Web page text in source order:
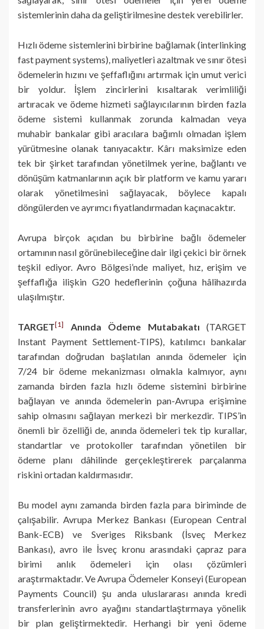
sistemlerinin daha da geliştirilmesine destek verebilirler.
Hızlı ödeme sistemlerini birbirine bağlamak (interlinking
fast payment systems), maliyetleri azaltmak ve sınır ötesi
ödemelerin hızını ve şeffaflığını artırmak için umut verici
bir yoldur. İşlem zincirlerini kısaltarak verimliliği
artıracak ve ödeme hizmeti sağlayıcılarının birden fazla
ödeme sistemi kullanmak zorunda kalmadan veya
muhabir bankalar gibi aracılara bağımlı olmadan işlem
yürütmesine olanak tanıyacaktır. Kârı maksimize eden
tek bir şirket tarafından yönetilmek yerine, bağlantı ve
dönüşüm katmanlarının açık bir platform ve kamu yararı
olarak yönetilmesini sağlayacak, böylece kapalı
döngülerden ve ayrımcı fiyatlandırmadan kaçınacaktır.
Avrupa birçok açıdan bu birbirine bağlı ödemeler
ortamının nasıl görünebileceğine dair ilgi çekici bir örnek
teşkil ediyor. Avro Bölgesi’nde maliyet, hız, erişim ve
şeffaflığa ilişkin G20 hedeflerinin çoğuna hâlihazırda
ulaşılmıştır.
TARGET[1] Anında Ödeme Mutabakatı (TARGET
Instant Payment Settlement-TIPS), katılımcı bankalar
tarafından doğrudan başlatılan anında ödemeler için
7/24 bir ödeme mekanizması olmakla kalmıyor, aynı
zamanda birden fazla hızlı ödeme sistemini birbirine
bağlayan ve anında ödemelerin pan-Avrupa erişimine
sahip olmasını sağlayan merkezi bir merkezdir. TIPS’in
önemli bir özelliği de, anında ödemeleri tek tip kurallar,
standartlar ve protokoller tarafından yönetilen bir
ödeme planı dâhilinde gerçekleştirerek parçalanma
riskini ortadan kaldırmasıdır.
Bu model aynı zamanda birden fazla para biriminde de
çalışabilir. Avrupa Merkez Bankası (European Central
Bank-ECB) ve Sveriges Riksbank (İsveç Merkez
Bankası), avro ile İsveç kronu arasındaki çapraz para
birimi anlık ödemeleri için olası çözümleri
araştırmaktadır. Ve Avrupa Ödemeler Konseyi (European
Payments Council) şu anda uluslararası anında kredi
transferlerinin avro ayağını standartlaştırmaya yönelik
bir plan geliştirmektedir. Herhangi bir yeni ödeme